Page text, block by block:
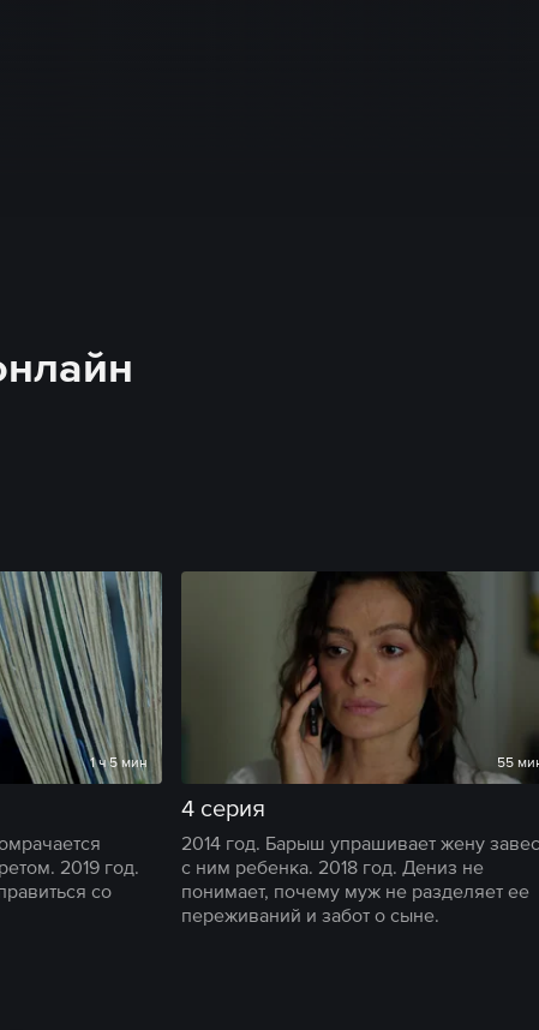
1 ч 5 мин
2019 год.
со
55
4 серия
2014 год. Барыш упрашивает жену
с ним ребенка. 2018 год. Дениз не
понимает, почему муж не разделяет ее
переживаний и забот о сыне.